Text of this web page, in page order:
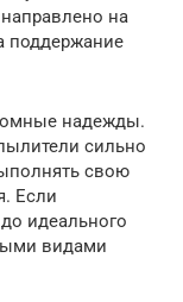
на
поддержание
надежды.
сильно
свою
Если
идеального
видами